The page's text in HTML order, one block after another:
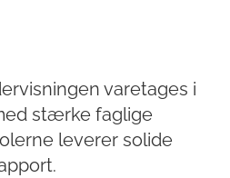
varetages i
stærke faglige
leverer solide